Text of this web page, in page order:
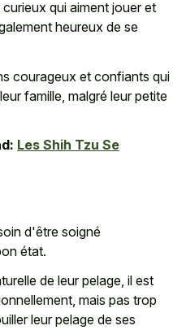
qui aiment jouer et
heureux de se
courageux et confiants qui
famille, malgré leur petite
Les Shih Tzu Se
d'être soigné
état.
de leur pelage, il est
mais pas trop
leur pelage de ses